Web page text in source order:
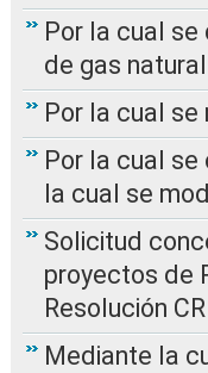
Por la cual
de gas natural
Por la cual se
Por la cual se
la cual se
Solicitud
proyectos de
Resolución
Mediante la